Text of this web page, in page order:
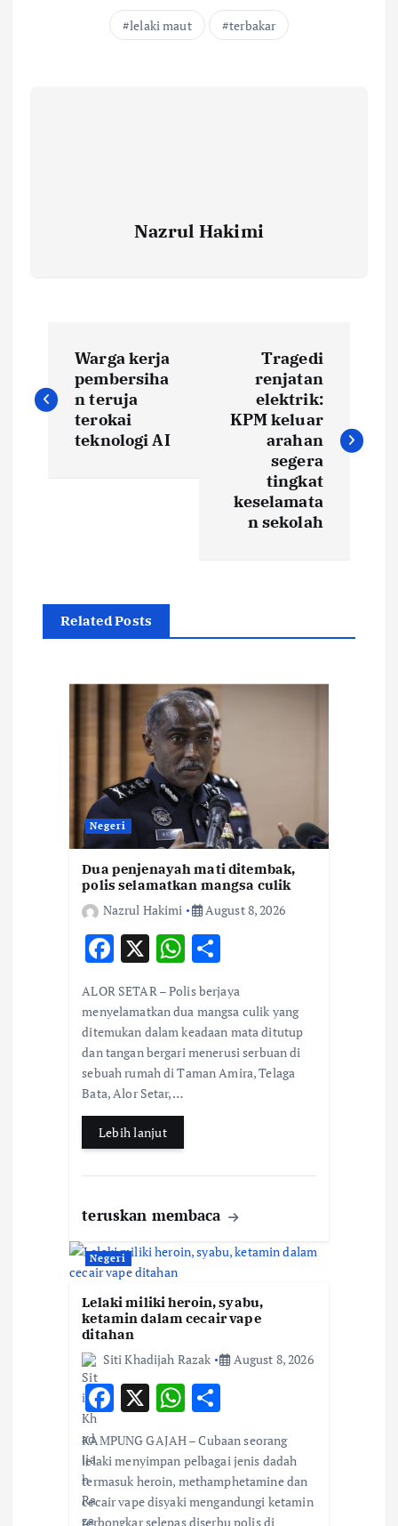
lelaki maut terbakar
Nazrul Hakimi
o
v
Warga kerja
pembersiha
n teruja
terokai
teknologi AI
Tragedi
renjatan
elektrik:
KPM keluar
arahan
segera
tingkat
keselamata
n sekolah
Related Posts
Negeri
Dua penjenayah mati ditembak,
polis selamatkan mangsa culik
Nazrul Hakimi
August 8, 2026
F
ac
e
b
o
o
k
X W
h
at
s
A
ar
e
ALOR SETAR – Polis berjaya
menyelamatkan dua mangsa culik yang
ditemukan dalam keadaan mata ditutup
dan tangan bergari menerusi serbuan di
sebuah rumah di Taman Amira, Telaga
Bata, Alor Setar,…
Lebih lanjut
teruskan membaca
Negeri
Lelaki miliki heroin, syabu,
ketamin dalam cecair vape
ditahan
Siti Khadijah Razak
August 8, 2026
F
ac
e
b
o
X W
h
at
s
A
ar
e
KAMPUNG GAJAH – Cubaan seorang
lelaki menyimpan pelbagai jenis dadah
termasuk heroin, methamphetamine dan
cecair vape disyaki mengandungi ketamin
terbongkar selepas diserbu polis di